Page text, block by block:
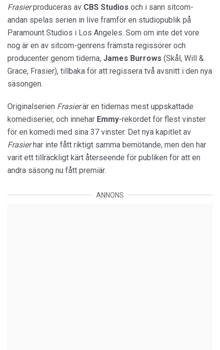
Frasierproduceras av CBS Studios och i sann sitcom-
andan spelas serien in live framför en studiopublik på
Paramount Studios i Los Angeles. Som om inte det vore
nog är en av sitcom-genrens främsta regissörer och
producenter genom tiderna, James Burrows (Skål, Will &
Grace, Frasier), tillbaka för att regissera två avsnitt i den nya
säsongen.
Originalserien Frasierär en tidernas mest uppskattade
komediserier, och innehar Emmy-rekordet för flest vinster
för en komedi med sina 37 vinster. Det nya kapitlet av
Frasierhar inte fått riktigt samma bemötande, men den har
varit ett tillräckligt kärt återseende för publiken för att en
andra säsong nu fått premiär.
ANNONS